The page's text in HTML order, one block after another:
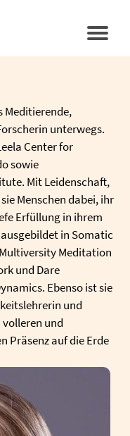
Meditierende,
unterwegs.
Center for
sowie
Mit Leidenschaft,
Menschen dabei, ihr
Erfüllung in ihrem
in Somatic
Meditation
und Dare
Ebenso ist sie
und
und
Präsenz auf die Erde